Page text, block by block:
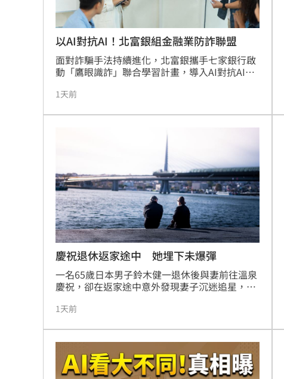
以AI對抗AI！北富銀組金融業防詐聯盟
面對詐騙手法持續進化，北富銀攜手七家銀行啟
動「鷹眼識詐」聯合學習計畫，導入AI對抗AI策
示帳戶精確率，其中合作金庫精確率大幅成長
聯防，截至2026年6月底，北富銀已成功攔阻
1,614件詐騙，攔阻金額逾2.72億元。未來將持
續透過科技創新並向下扎根全齡反詐教育，深化
金融防護網，守護民眾財產安全。
1天前
慶祝退休返家途中 她埋下未爆彈
一名65歲日本男子鈴木健一退休後與妻前往溫泉
慶祝，卻在返家途中意外發現妻子沉迷追星，竟
用退休金幫忙清償，兩人多年維持的財務獨立模
性，專家提醒，退休前是盤點家庭資產與債務的
關鍵時機，透過建立公開的財務管理機制與設定
自由運用資金額度，才能避免退休金遭意外侵
蝕，確保晚年生活安穩，別讓信任成為財務隱
1天前